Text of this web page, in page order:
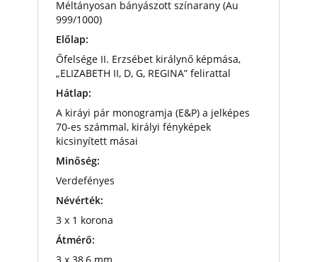
Méltányosan bányászott színarany (Au
999/1000)
Előlap:
Őfelsége II. Erzsébet királynő képmása,
„ELIZABETH II, D, G, REGINA” felirattal
Hátlap:
A kiráyi pár monogramja (E&P) a jelképes
70-es számmal, királyi fényképek
kicsinyített másai
Minőség:
Verdefényes
Névérték:
3 x 1 korona
Átmérő: